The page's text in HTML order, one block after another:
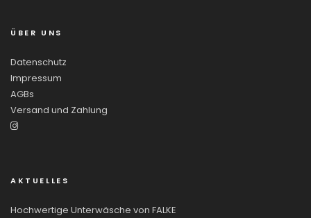
ÜBER UNS
Datenschutz
Impressum
AGBs
Versand und Zahlung
AKTUELLES
Hochwertige Unterwäsche von FALKE